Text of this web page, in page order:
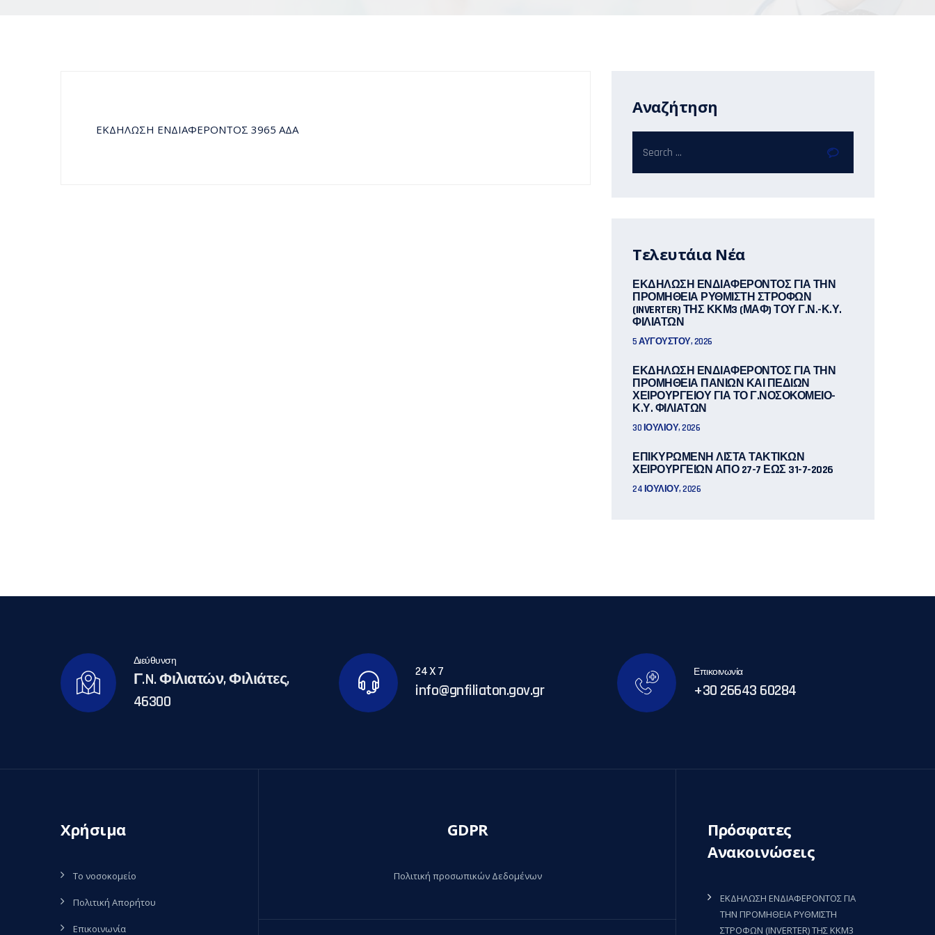
ΕΚΔΗΛΩΣΗ ΕΝΔΙΑΦΕΡΟΝΤΟΣ 3965 ΑΔΑ
Αναζήτηση
Τελευτάια Νέα
ΕΚΔΗΛΩΣΗ ΕΝΔΙΑΦΕΡΟΝΤΟΣ ΓΙΑ ΤΗΝ
ΠΡΟΜΗΘΕΙΑ ΡΥΘΜΙΣΤΗ ΣΤΡΟΦΩΝ
(INVERTER) ΤΗΣ ΚΚΜ3 (ΜΑΦ) ΤΟΥ Γ.Ν.-Κ.Υ.
ΦΙΛΙΑΤΩΝ
5 ΑΥΓΟΎΣΤΟΥ, 2026
ΕΚΔΗΛΩΣΗ ΕΝΔΙΑΦΕΡΟΝΤΟΣ ΓΙΑ ΤΗΝ
ΠΡΟΜΗΘΕΙΑ ΠΑΝΙΩΝ ΚΑΙ ΠΕΔΙΩΝ
ΧΕΙΡΟΥΡΓΕΙΟΥ ΓΙΑ ΤΟ Γ.ΝΟΣΟΚΟΜΕΙΟ-
Κ.Υ. ΦΙΛΙΑΤΩΝ
30 ΙΟΥΛΊΟΥ, 2026
ΕΠΙΚΥΡΩΜΕΝΗ ΛΙΣΤΑ ΤΑΚΤΙΚΩΝ
ΧΕΙΡΟΥΡΓΕΙΩΝ ΑΠΟ 27-7 ΕΩΣ 31-7-2026
24 ΙΟΥΛΊΟΥ, 2026
Διεύθυνση
Γ.N. Φιλιατών, Φιλιάτες,
46300
24 X 7
info@gnfiliaton.gov.gr
Επικοινωνία
+30 26643 60284
Χρήσιμα
Το νοσοκομείο
Πολιτική Απορήτου
Επικοινωνία
GDPR
Πολιτική προσωπικών Δεδομένων
Πρόσφατες
Ανακοινώσεις
ΕΚΔΗΛΩΣΗ ΕΝΔΙΑΦΕΡΟΝΤΟΣ ΓΙΑ
ΤΗΝ ΠΡΟΜΗΘΕΙΑ ΡΥΘΜΙΣΤΗ
ΣΤΡΟΦΩΝ (INVERTER) ΤΗΣ ΚΚΜ3